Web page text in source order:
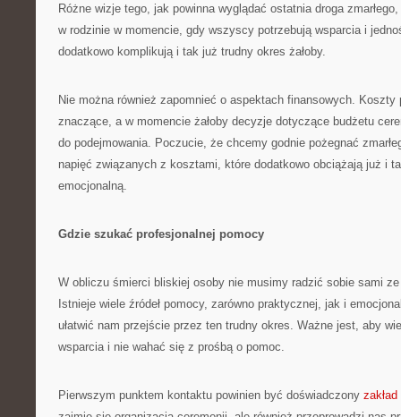
Różne wizje tego, jak powinna wyglądać ostatnia droga
w rodzinie w momencie, gdy wszyscy potrzebują wsparcia i
dodatkowo komplikują i tak już trudny okres żałoby.
Nie można również zapomnieć o aspektach finansowych. Koszty
znaczące, a w momencie żałoby decyzje dotyczące budżetu
do podejmowania. Poczucie, że chcemy godnie pożegnać
napięć związanych z kosztami, które dodatkowo obciążają już i
emocjonalną.
Gdzie szukać profesjonalnej pomocy
W obliczu śmierci bliskiej osoby nie musimy radzić sobie sami
Istnieje wiele źródeł pomocy, zarówno praktycznej, jak i
ułatwić nam przejście przez ten trudny okres. Ważne jest, aby
wsparcia i nie wahać się z prośbą o pomoc.
Pierwszym punktem kontaktu powinien być doświadczony